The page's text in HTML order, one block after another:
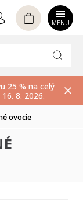
Hľadať
25 % na celý
8. 2026.
ovocie